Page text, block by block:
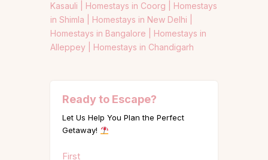
Kasauli | Homestays in Coorg | Homestays
in Shimla | Homestays in New Delhi |
Homestays in Bangalore | Homestays in
Alleppey | Homestays in Chandigarh
Ready to Escape?
Let Us Help You Plan the Perfect
Getaway!
First